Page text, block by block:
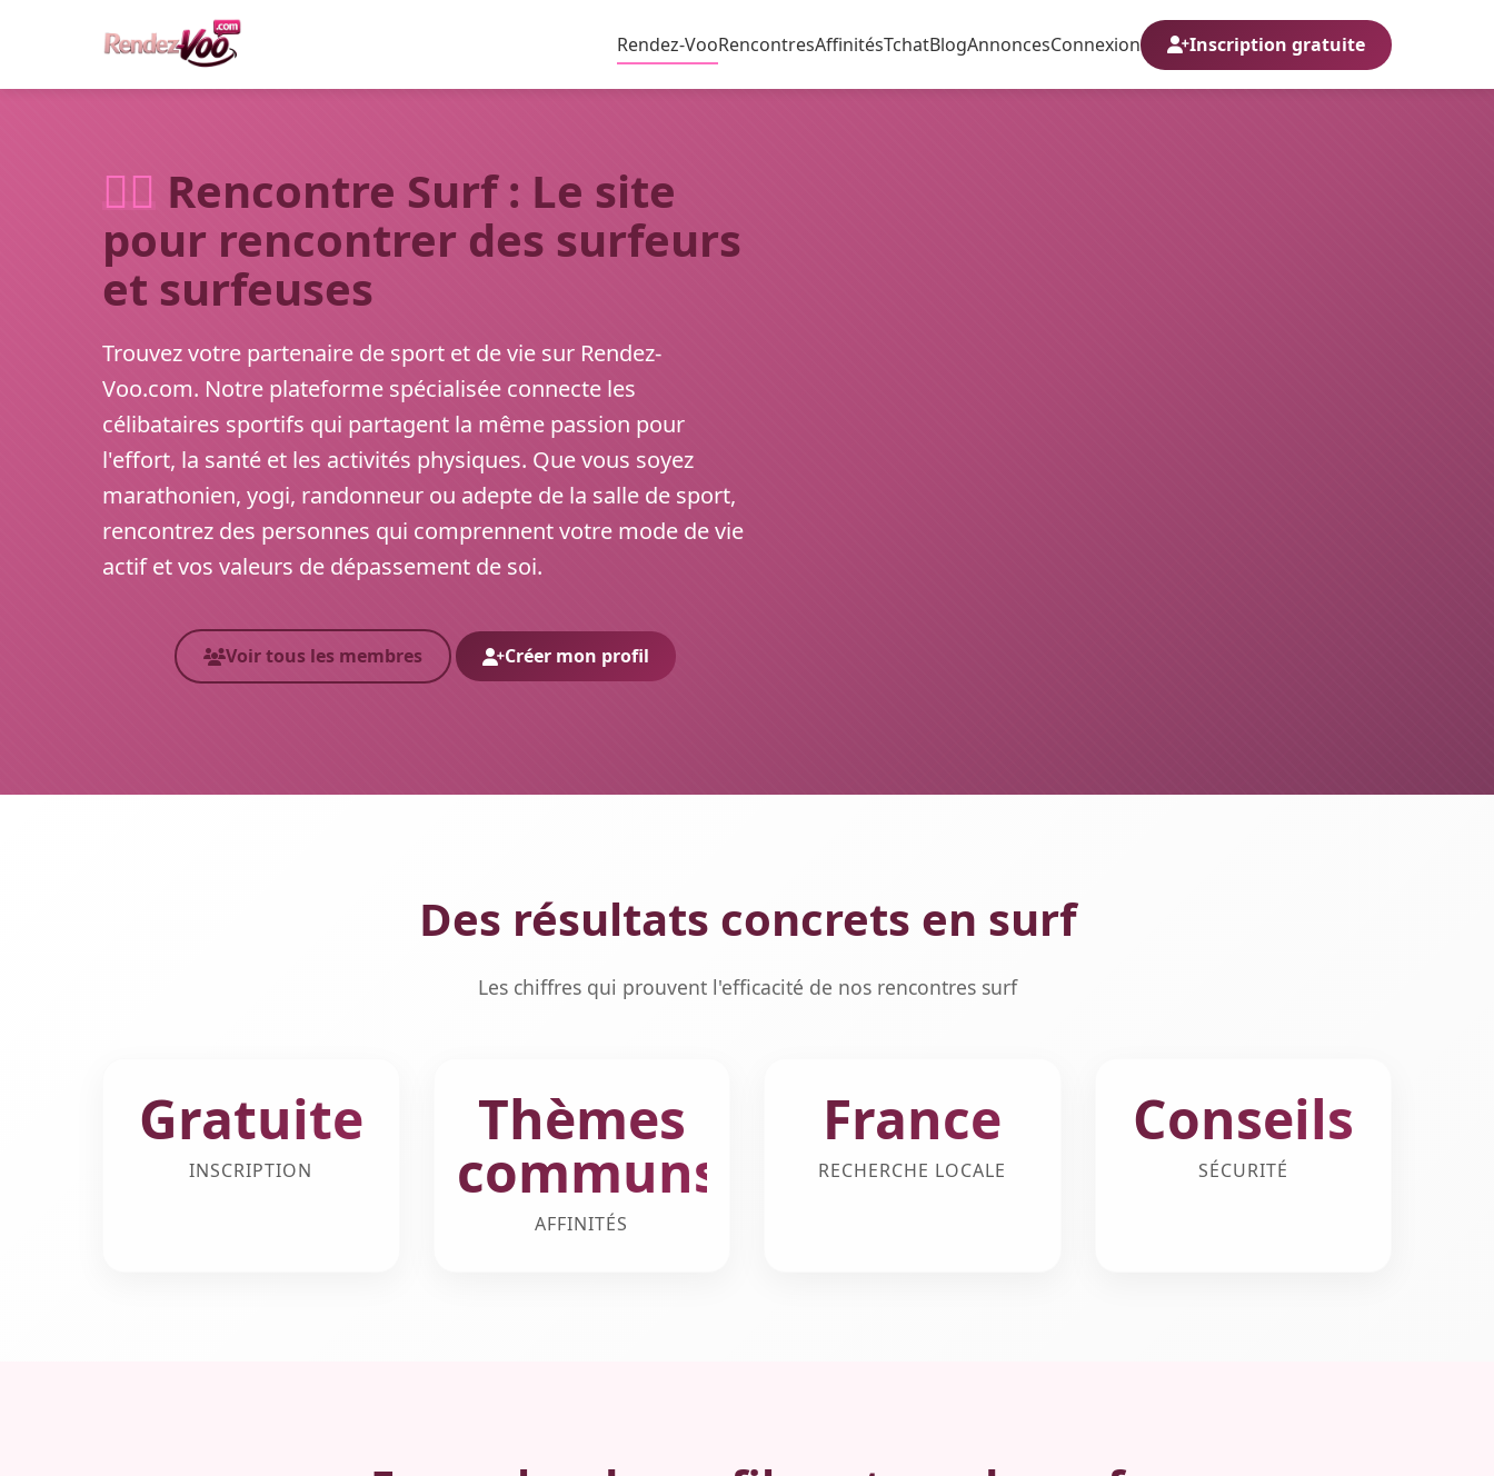
Rendez-VooRencontresAffinitésTchatBlogAnnoncesConnexion Inscription gratuite
🏃‍♂️ Rencontre Surf : Le site
pour rencontrer des surfeurs
et surfeuses
Trouvez votre partenaire de sport et de vie sur Rendez-
Voo.com. Notre plateforme spécialisée connecte les
célibataires sportifs qui partagent la même passion pour
l'effort, la santé et les activités physiques. Que vous soyez
marathonien, yogi, randonneur ou adepte de la salle de sport,
rencontrez des personnes qui comprennent votre mode de vie
actif et vos valeurs de dépassement de soi.
Voir tous les membres Créer mon profil
Des résultats concrets en surf
Les chiffres qui prouvent l'efficacité de nos rencontres surf
Gratuite
INSCRIPTION
Thèmes
communs
AFFINITÉS
France
RECHERCHE LOCALE
Conseils
SÉCURITÉ